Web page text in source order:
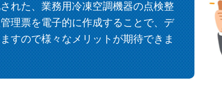
れた、業務用冷凍空調機器の点検整
理票を電子的に作成することで、デ
すので様々なメリットが期待できま